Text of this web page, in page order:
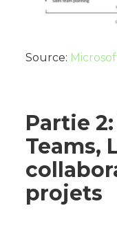
Source:
Partie
Teams,
projets